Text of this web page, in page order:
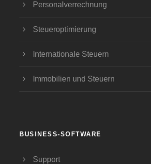
Personalverrechnung
Steueroptimierung
Internationale Steuern
Immobilien und Steuern
BUSINESS-SOFTWARE
Support